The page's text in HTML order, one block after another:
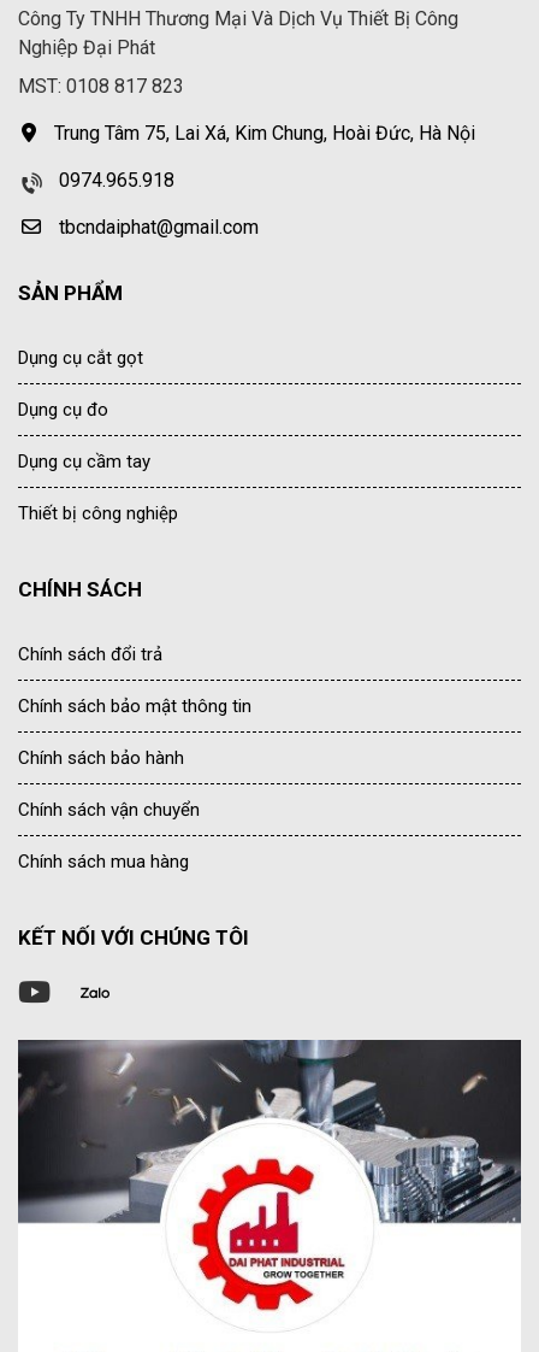
Công Ty TNHH Thương Mại Và Dịch Vụ Thiết Bị Công
Nghiệp Đại Phát
MST: 0108 817 823
Trung Tâm 75, Lai Xá, Kim Chung, Hoài Đức, Hà Nội
0974.965.918
tbcndaiphat@gmail.com
SẢN PHẨM
Dụng cụ cắt gọt
Dụng cụ đo
Dụng cụ cầm tay
Thiết bị công nghiệp
CHÍNH SÁCH
Chính sách đổi trả
Chính sách bảo mật thông tin
Chính sách bảo hành
Chính sách vận chuyển
Chính sách mua hàng
KẾT NỐI VỚI CHÚNG TÔI